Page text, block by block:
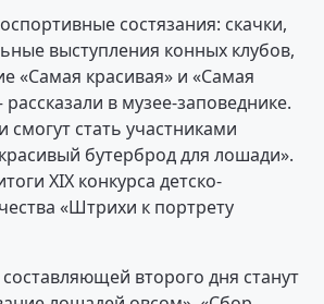
состязания: скачки,
выступления конных клубов,
«Самая красивая» и «Самая
в музее-заповеднике.
стать участниками
бутерброд для лошади».
XIХ конкурса детско-
«Штрихи к портрету
второго дня станут